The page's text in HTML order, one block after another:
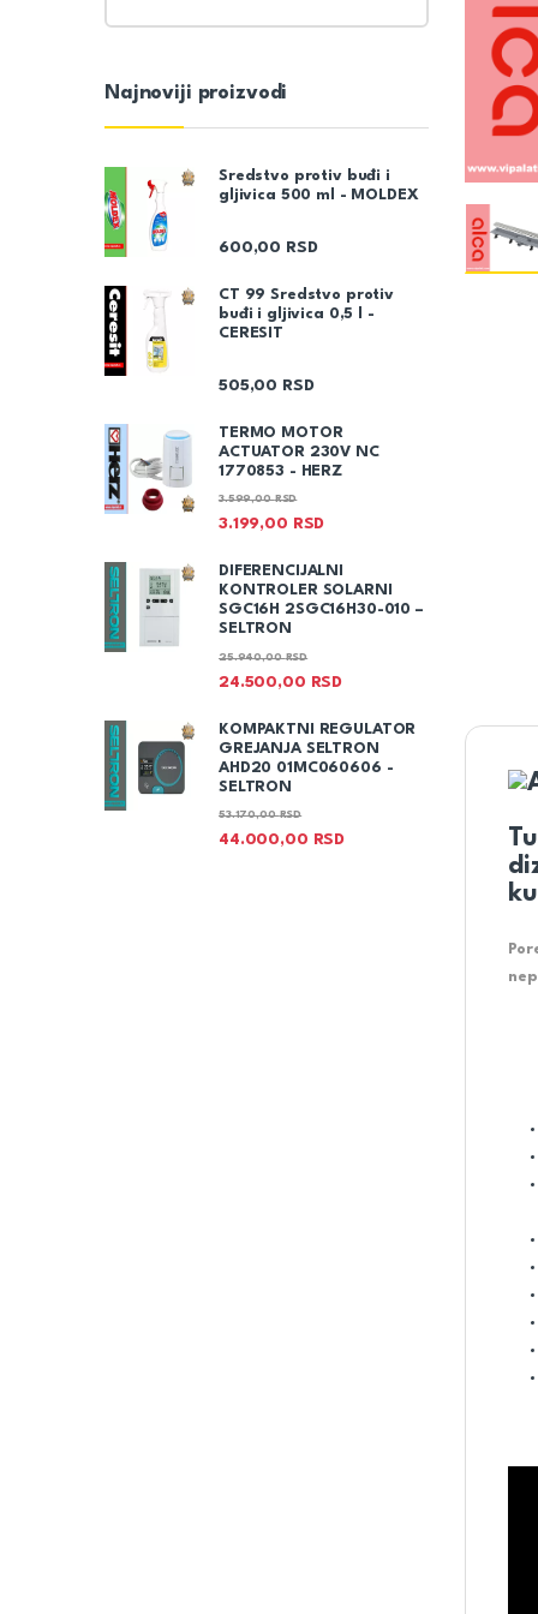
Najnoviji proizvodi
Sredstvo protiv buđi i
gljivica 500 ml - MOLDEX
600,00 RSD
CT 99 Sredstvo protiv
buđi i gljivica 0,5 l -
CERESIT
505,00 RSD
TERMO MOTOR
ACTUATOR 230V NC
1770853 - HERZ
3.199,00 RSD
3.599,00RSD
DIFERENCIJALNI
KONTROLER SOLARNI
SGC16H 2SGC16H30-010 –
SELTRON
24.500,00 RSD
25.940,00RSD
KOMPAKTNI REGULATOR
GREJANJA SELTRON
AHD20 01MC060606 -
SELTRON
44.000,00 RSD
53.170,00RSD